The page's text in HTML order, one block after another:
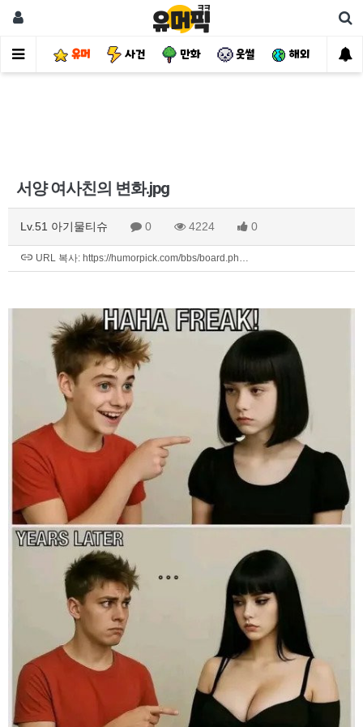
유머 사건 만화 웃썰 해외 핫
서양 여사친의 변화.jpg
Lv.51 아기물티슈 0 4224 0
URL 복사: https://humorpick.com/bbs/board.ph…